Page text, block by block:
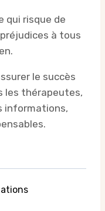
qui risque de
à tous
le succès
les thérapeutes,
informations,